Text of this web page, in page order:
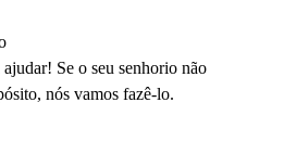
Se o seu senhorio não
nós vamos fazê-lo.